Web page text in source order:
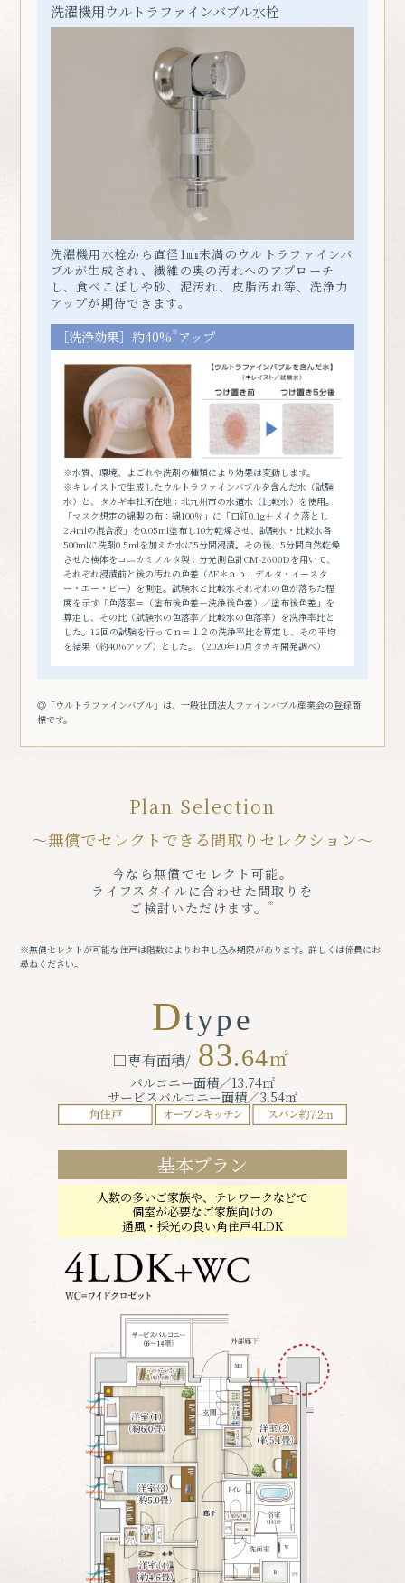
洗濯機用ウルトラファインバブル水栓
洗濯機用水栓から直径1㎜未満のウルトラファインバ
ブルが生成され、繊維の奥の汚れへのアプローチ
し、食べこぼしや砂、泥汚れ、皮脂汚れ等、洗浄力
アップが期待できます。
［洗浄効果］約40% ※ アップ
※水質、環境、よごれや洗剤の種類により効果は変動します。
※キレイストで生成したウルトラファインバブルを含んだ水（試験
水）と、タカギ本社所在地：北九州市の水道水（比較水）を使用。
「マスク想定の綿製の布：綿100％」に「口紅0.1g＋メイク落とし
2.4mlの混合液」を0.05ml塗布し10分乾燥させ、試験水・比較水各
500mlに洗剤0.5mlを加えた水に5分間浸漬。その後、5分間自然乾燥
させた検体をコニカミノルタ製：分光測色計CM-2600Dを用いて、
それぞれ浸漬前と後の汚れの色差（ΔE＊ａｂ：デルタ・イースタ
ー・エー・ビー）を測定。試験水と比較水それぞれの色が落ちた程
度を示す「色落率＝（塗布後色差－洗浄後色差）／塗布後色差」を
算定し、その比（試験水の色落率／比較水の色落率）を洗浄率比と
した。12回の試験を行ってｎ＝１２の洗浄率比を算定し、その平均
を結果（約40%アップ）とした。（2020年10月タカギ開発調べ）
◎「ウルトラファインバブル」は、一般社団法人ファインバブル産業会の登録商
標です。
Plan Selection
〜無償でセレクトできる間取りセレクション〜
今なら無償でセレクト可能。
ライフスタイルに合わせた間取りを
ご検討いただけます。
※
※無償セレクトが可能な住戸は階数によりお申し込み期限があります。詳しくは係員にお
尋ねください。
Dtype
□専有面積/ 83.64㎡
バルコニー面積／13.74㎡
サービスバルコニー面積／3.54㎡
基本プラン
人数の多いご家族や、テレワークなどで
個室が必要なご家族向けの
通風・採光の良い角住戸4LDK